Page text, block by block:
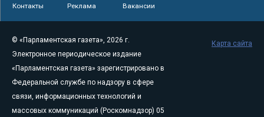
Контакты Реклама Вакансии
© «Парламентская газета», 2026 г.
Электронное периодическое издание
«Парламентская газета» зарегистрировано в
Федеральной службе по надзору в сфере
связи, информационных технологий и
массовых коммуникаций (Роскомнадзор) 05
Карта сайта